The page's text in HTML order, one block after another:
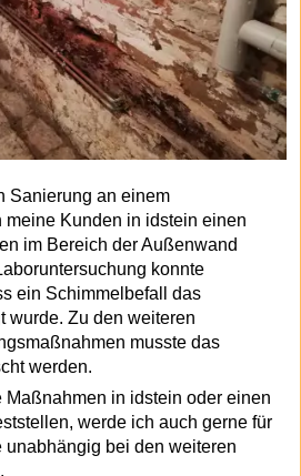
Sanierung an einem
meine Kunden in idstein einen
im Bereich der Außenwand
konnte
ein Schimmelbefall das
wurde. Zu den weiteren
musste das
werden.
in idstein oder einen
werde ich auch gerne für
unabhängig bei den weiteren